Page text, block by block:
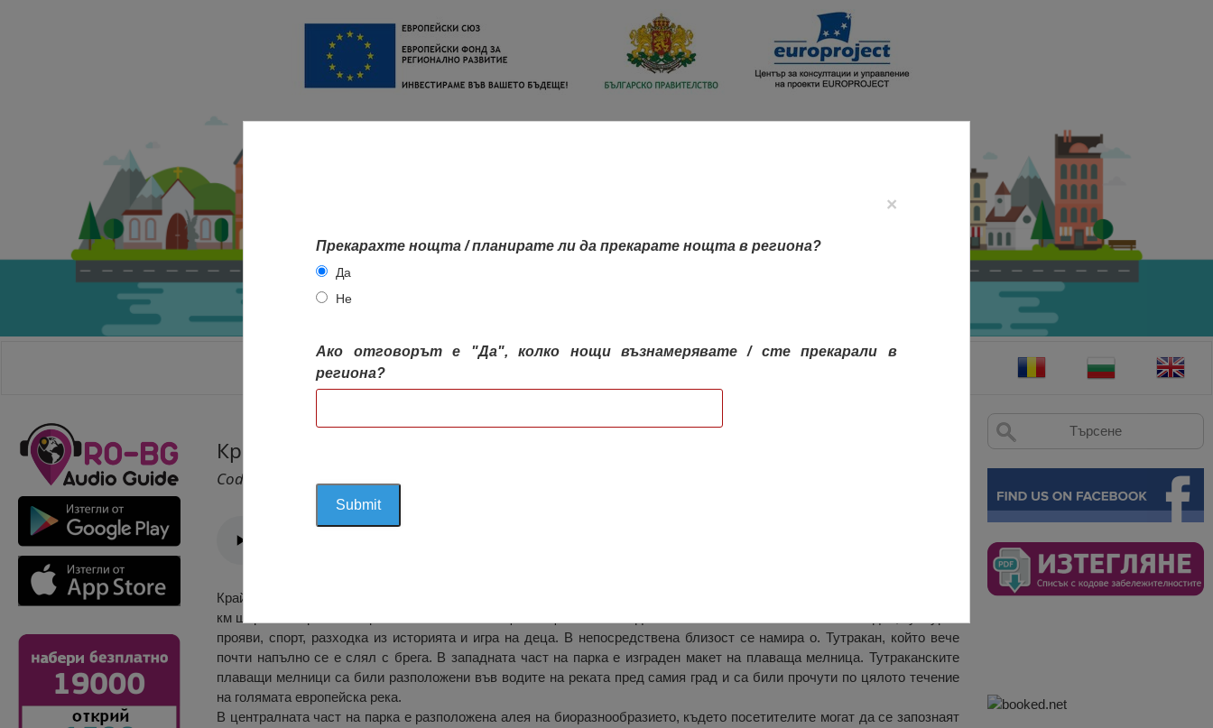
НАЧАЛО
Крайдунавски парк Тутракан
Cod 2440
Крайдунавският парк в гр. Тутракан е разположен непосредствено край река Дунав, която в този участък достига до 1
км ширина. Паркът е изцяло обновен и обхваща площ от близо 12 дка. Обособени са няколко зони за отдих, културни
прояви, спорт, разходка из историята и игра на деца. В непосредствена близост се намира о. Тутракан, който вече
почти напълно се е слял с брега. В западната част на парка е изграден макет на плаваща мелница. Тутраканските
плаващи мелници са били разположени във водите на реката пред самия град и са били прочути по цялото течение
на голямата европейска река.
В централната част на парка е разположена алея на биоразнообразието, където посетителите могат да се запознаят
×
Прекарахте нощта / планирате ли да прекарате нощта в региона?
Да
Не
Ако отговорът е "Да", колко нощи възнамерявате / сте прекарали в
региона?